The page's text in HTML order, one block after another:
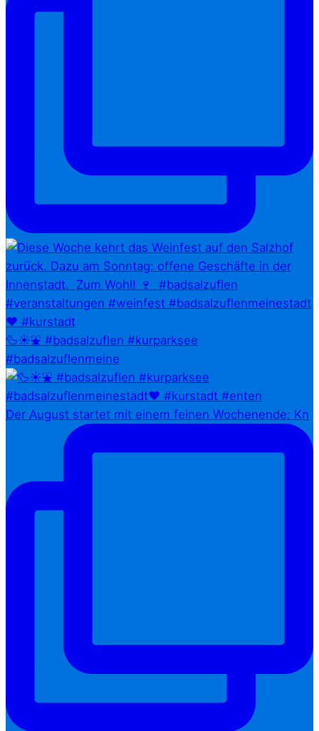
🦆☀️⛲ #badsalzuflen #kurparksee
#badsalzuflenmeine
Der August startet mit einem feinen Wochenende: Kn